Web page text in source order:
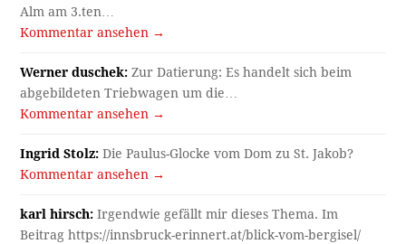
Alm am 3.ten…
Kommentar ansehen →
Werner duschek: Zur Datierung: Es handelt sich beim
abgebildeten Triebwagen um die…
Kommentar ansehen →
Ingrid Stolz: Die Paulus-Glocke vom Dom zu St. Jakob?
Kommentar ansehen →
karl hirsch: Irgendwie gefällt mir dieses Thema. Im
Beitrag https://innsbruck-erinnert.at/blick-vom-bergisel/